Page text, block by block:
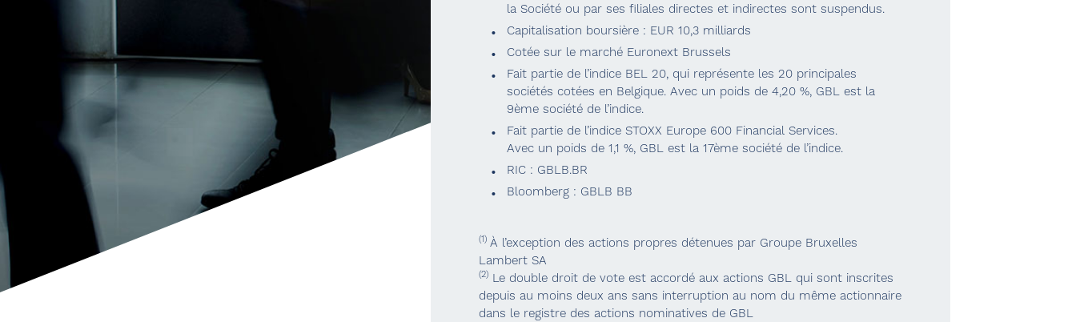
la Société ou par ses filiales directes et indirectes sont suspendus.
Capitalisation boursière : EUR 10,3 milliards
Cotée sur le marché Euronext Brussels
Fait partie de l’indice BEL 20, qui représente les 20 principales
sociétés cotées en Belgique. Avec un poids de 4,20 %, GBL est la
9ème société de l’indice.
Fait partie de l’indice STOXX Europe 600 Financial Services.
Avec un poids de 1,1 %, GBL est la 17ème société de l’indice.
RIC : GBLB.BR
Bloomberg : GBLB BB
(1) À l’exception des actions propres détenues par Groupe Bruxelles
Lambert SA
(2)Le double droit de vote est accordé aux actions GBL qui sont inscrites
depuis au moins deux ans sans interruption au nom du même actionnaire
dans le registre des actions nominatives de GBL